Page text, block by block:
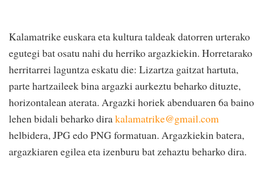
Kalamatrike euskara eta kultura taldeak datorren urterako
egutegi bat osatu nahi du herriko argazkiekin. Horretarako
herritarrei laguntza eskatu die: Lizartza gaitzat hartuta,
parte hartzaileek bina argazki aurkeztu beharko dituzte,
horizontalean aterata. Argazki horiek abenduaren 6a baino
lehen bidali beharko dirakalamatrike@gmail.com
helbidera, JPG edo PNG formatuan. Argazkiekin batera,
argazkiaren egilea eta izenburu bat zehaztu beharko dira.